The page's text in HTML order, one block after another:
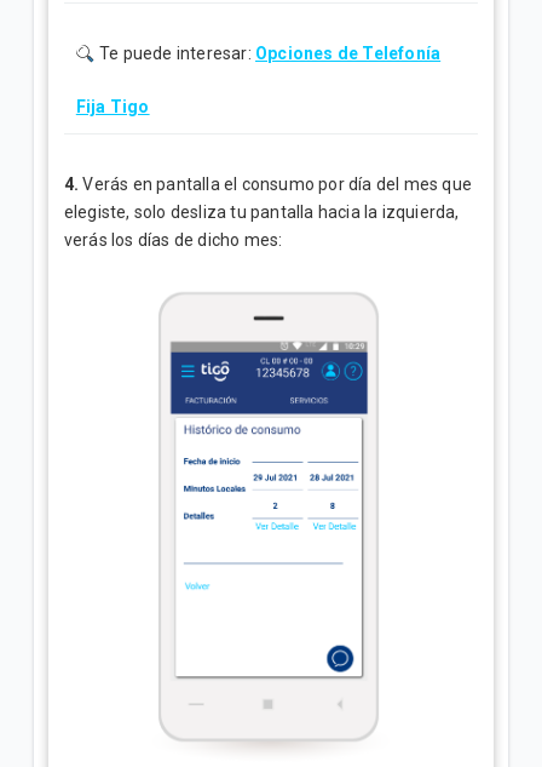
Te puede interesar: Opciones de Telefonía
Fija Tigo
4.Verás en pantalla el consumo por día del mes que
elegiste, solo desliza tu pantalla hacia la izquierda,
verás los días de dicho mes: